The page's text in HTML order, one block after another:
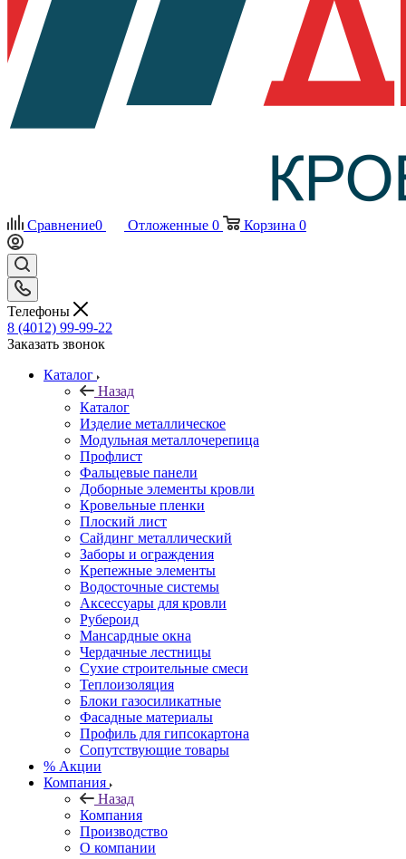
Сравнение0 Отложенные 0 Корзина 0
Телефоны
8 (4012) 99-99-22
Заказать звонок
Каталог
Назад
Каталог
Изделие металлическое
Модульная металлочерепица
Профлист
Фальцевые панели
Доборные элементы кровли
Кровельные пленки
Плоский лист
Сайдинг металлический
Заборы и ограждения
Крепежные элементы
Водосточные системы
Аксессуары для кровли
Рубероид
Мансардные окна
Чердачные лестницы
Сухие строительные смеси
Теплоизоляция
Блоки газосиликатные
Фасадные материалы
Профиль для гипсокартона
Сопутствующие товары
% Акции
Компания
Назад
Компания
Производство
О компании